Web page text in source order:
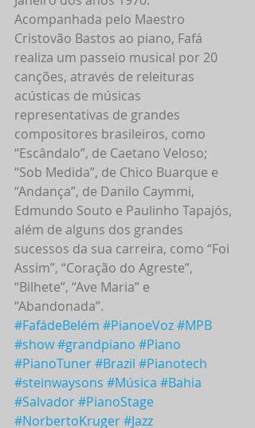
Acompanhada pelo Maestro
Cristovão Bastos ao piano, Fafá
realiza um passeio musical por 20
canções, através de releituras
acústicas de músicas
representativas de grandes
compositores brasileiros, como
“Escândalo”, de Caetano Veloso;
“Sob Medida”, de Chico Buarque e
“Andança”, de Danilo Caymmi,
Edmundo Souto e Paulinho Tapajós,
além de alguns dos grandes
sucessos da sua carreira, como “Foi
Assim”, “Coração do Agreste”,
“Bilhete”, “Ave Maria” e
“Abandonada”.
#FafádeBelém #PianoeVoz#MPB
#show#grandpiano #Piano
#PianoTuner#Brazil #Pianotech
#steinwaysons #Música #Bahia
#Salvador#PianoStage
#NorbertoKruger#Jazz